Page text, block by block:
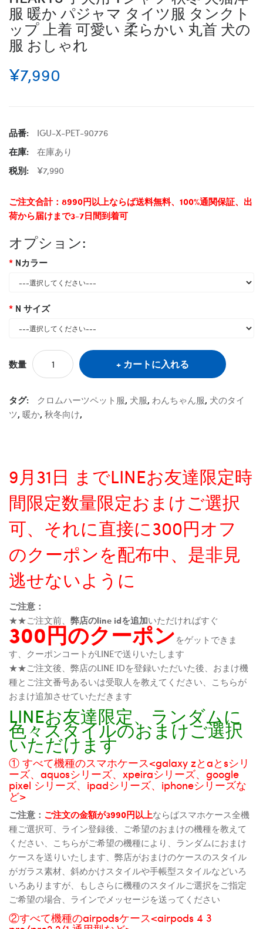
服 暖か パジャマ タイツ服 タンクト
ップ 上着 可愛い 柔らかい 丸首 犬の
服 おしゃれ
¥7,990
品番:
IGU-X-PET-90776
在庫:
在庫あり
税別:
¥7,990
ご注文合計：8990円以上ならば送料無料、100%通関保証、出
荷から届けまで3-7日間到着可
オプション:
Nカラー
N サイズ
数量 カートに入れる
タグ: クロムハーツペット服, 犬服, わんちゃん服, 犬のタイ
ツ, 暖か, 秋冬向け,
9月31日 までLINEお友達限定時
間限定数量限定おまけご選択
可、それに直接に300円オフ
のクーポンを配布中、是非見
逃せないように
ご注意：
★★ご注文前、 弊店のline idを追加いただければすぐ
300円のクーポンをゲットできま
す、クーポンコートがLINEで送りいたします
★★ご注文後、弊店のLINE IDを登録いただいた後、おまけ機
種とご注文番号あるいは受取人を教えてください、こちらが
おまけ追加させていただきます
LINEお友達限定、ランダムに
色々スタイルのおまけご選択
いただけます
① すべて機種のスマホケース<galaxy zとaとsシリ
ーズ、aquosシリーズ、xpeiraシリーズ、google
pixel シリーズ、ipadシリーズ、iphoneシリーズな
ど>
ご注意： ご注文の金額が3990円以上ならばスマホケース全機
種ご選択可、ライン登録後、ご希望のおまけの機種を教えて
ください、こちらがご希望の機種により、ランダムにおまけ
ケースを送りいたします、弊店がおまけのケースのスタイル
がガラス素材、斜めかけスタイルや手帳型スタイルなどいろ
いろありますが、もしさらに機種のスタイルご選択をご指定
ご希望の場合、ラインでメッセージを送ってください
②すべて機種のairpodsケース<airpods 4 3